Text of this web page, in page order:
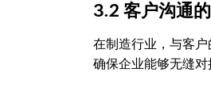
3.2 客户沟通
在制造行业，与客
确保企业能够无缝对